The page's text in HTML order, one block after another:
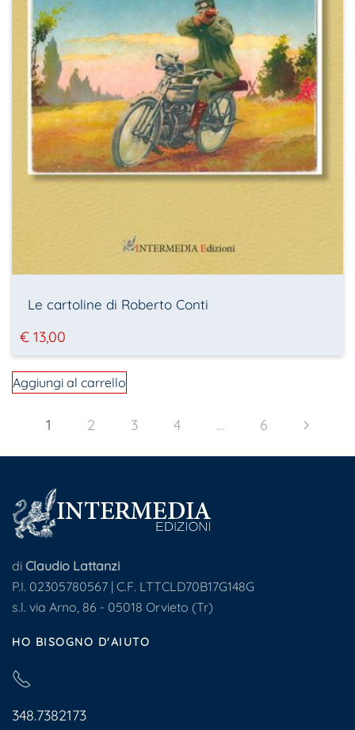
Le cartoline di Roberto Conti
€ 13,00
Aggiungi al carrello
1 2 3 4 … 6
di Claudio Lattanzi
P.I. 02305780567 | C.F. LTTCLD70B17G148G
s.l. via Arno, 86 - 05018 Orvieto (Tr)
HO BISOGNO D'AIUTO
348.7382173